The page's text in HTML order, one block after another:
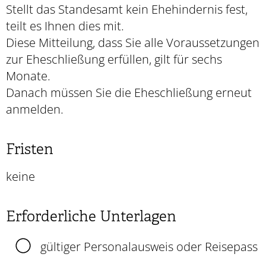
Stellt das Standesamt kein Ehehindernis fest,
teilt es Ihnen dies mit.
Diese Mitteilung, dass Sie alle Voraussetzungen
zur Eheschließung erfüllen, gilt für sechs
Monate.
Danach müssen Sie die Eheschließung erneut
anmelden.
Fristen
keine
Erforderliche Unterlagen
gültiger Personalausweis oder Reisepass